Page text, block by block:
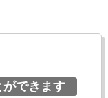
ができます